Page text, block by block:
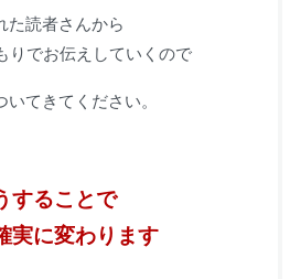
た読者さんから
りでお伝えしていくので
てきてください。
することで
実に変わります